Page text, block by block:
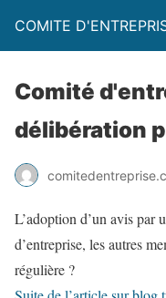
COMITE
Comité
délibération
L’adoption d’un avis par
d’entreprise, les autres
régulière ?